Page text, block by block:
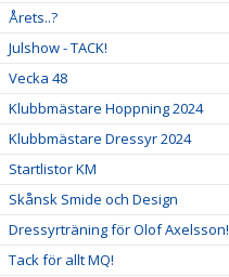
Årets..?
Julshow - TACK!
Vecka 48
Klubbmästare Hoppning 2024
Klubbmästare Dressyr 2024
Startlistor KM
Skånsk Smide och Design
Dressyrträning för Olof Axelsson!
Tack för allt MQ!